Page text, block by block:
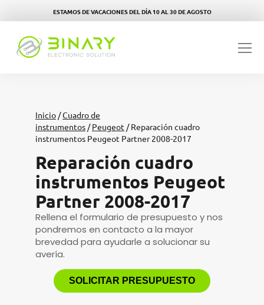
ESTAMOS DE VACACIONES DEL DÍA 10 AL 30 DE AGOSTO
Inicio /Cuadro de
instrumentos /Peugeot / Reparación cuadro
instrumentos Peugeot Partner 2008-2017
Reparación cuadro
instrumentos Peugeot
Partner 2008-2017
Rellena el formulario de presupuesto y nos
pondremos en contacto a la mayor
brevedad para ayudarle a solucionar su
avería.
SOLICITAR PRESUPUESTO